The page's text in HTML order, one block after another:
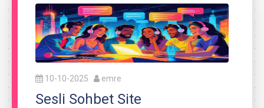
10-10-2025 emre
Sesli Sohbet Site